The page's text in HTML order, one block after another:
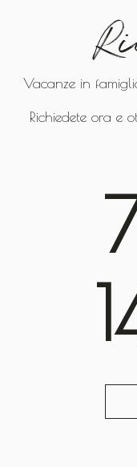
Vacanze in
Richiedete ora e